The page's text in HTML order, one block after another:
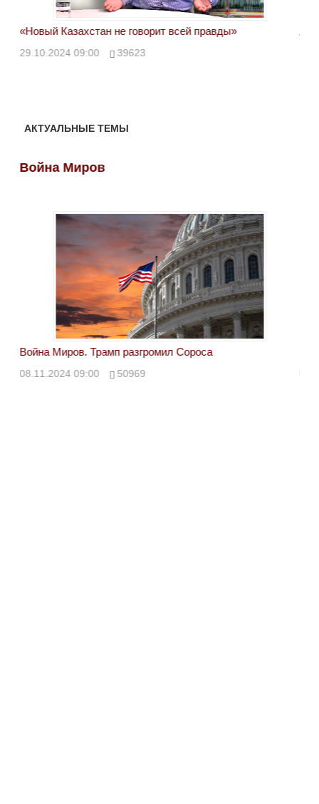
«Новый Казахстан не говорит всей правды»
29.10.2024 09:00 39623
АКТУАЛЬНЫЕ ТЕМЫ
Война Миров
Война Миров. Трамп разгромил Сороса
08.11.2024 09:00 50969